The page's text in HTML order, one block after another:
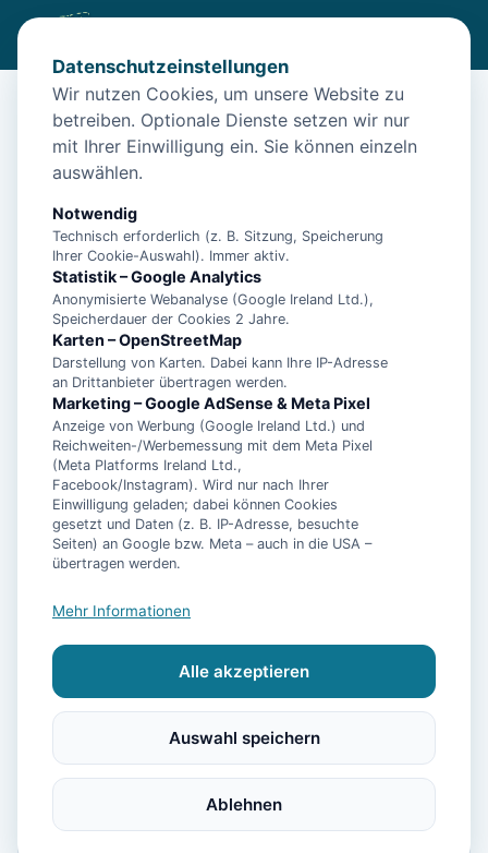
/Unterkünfte /Langeoog/
Insel Langeoog: Ferienwohnung Lüttjeod Apartmentvilla
Insel Langeoog: Ferienwohnung
Lüttjeod Apartmentvilla
26465 Langeoog
Ausstattung
Heizung Küche
Mikrowelle Geschirrspüler Terrasse
Herdplatte
Datenschutzeinstellungen
Wir nutzen Cookies, um unsere Website zu
betreiben. Optionale Dienste setzen wir nur
mit Ihrer Einwilligung ein. Sie können einzeln
auswählen.
Notwendig
Technisch erforderlich (z. B. Sitzung, Speicherung
Ihrer Cookie-Auswahl). Immer aktiv.
Statistik – Google Analytics
Anonymisierte Webanalyse (Google Ireland Ltd.),
Speicherdauer der Cookies 2 Jahre.
Karten – OpenStreetMap
Darstellung von Karten. Dabei kann Ihre IP-Adresse
an Drittanbieter übertragen werden.
Marketing – Google AdSense & Meta Pixel
Anzeige von Werbung (Google Ireland Ltd.) und
Reichweiten-/Werbemessung mit dem Meta Pixel
(Meta Platforms Ireland Ltd.,
Facebook/Instagram). Wird nur nach Ihrer
Einwilligung geladen; dabei können Cookies
gesetzt und Daten (z. B. IP-Adresse, besuchte
Seiten) an Google bzw. Meta – auch in die USA –
übertragen werden.
Mehr Informationen
Alle akzeptieren
Auswahl speichern
Ablehnen